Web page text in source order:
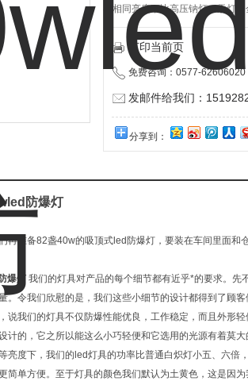
在相同亮度下比高压钠灯，汞灯
作，不需镇流器，直流驱动电源
的散热设计，散热效果优良，确
打印当前页
免费咨询：0577-62606020
发邮件给我们：
分享到：
防爆灯
再准备82盏40w的吸顶式led防爆灯，要装在车间里面和
爆灯 我们的灯具对产品的每个细节都有近乎*的要求。先
。令我们欣慰的是，我们这些小细节的设计都得到了顾
说我们的灯具不仅防爆性能优良，工作稳定，而且外形轻
的，它之所以能这么小巧轻便和它选用的光源有着莫
亮度下，我们的led灯具的功率比普通白炽灯小五、六倍
简单方便。至于灯具的颜色我们默认为土黄色，这是因